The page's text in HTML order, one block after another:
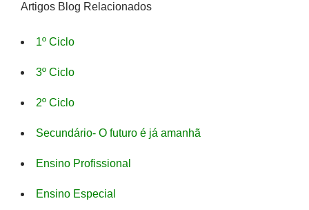
Artigos Blog Relacionados
1º Ciclo
3º Ciclo
2º Ciclo
Secundário- O futuro é já amanhã
Ensino Profissional
Ensino Especial